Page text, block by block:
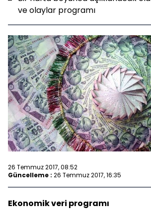
ve olaylar programı
26 Temmuz 2017, 08:52
Güncelleme : 26 Temmuz 2017, 16:35
Ekonomik veri programı